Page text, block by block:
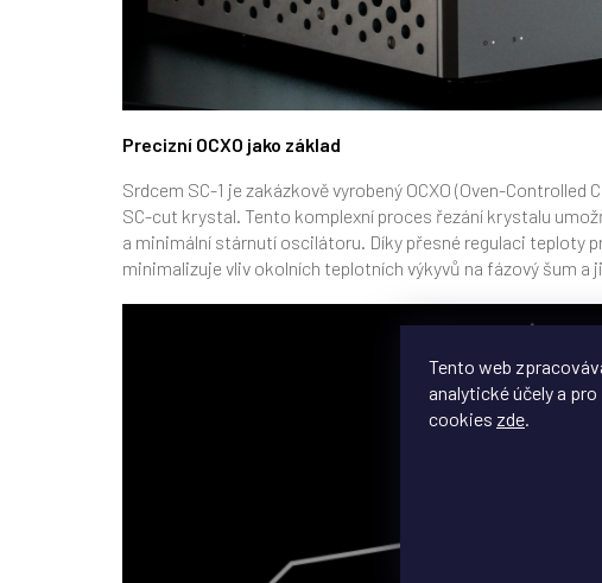
Tento web
analytické účely a
cookies zde.
Precizní OCXO jako základ
Srdcem SC-1 je zakázkově vyrobený OCXO (Oven-
SC-cut krystal. Tento komplexní proces řezání krystalu
a minimální stárnutí oscilátoru. Díky přesné regulaci teploty
minimalizuje vliv okolních teplotních výkyvů na fázový šum a